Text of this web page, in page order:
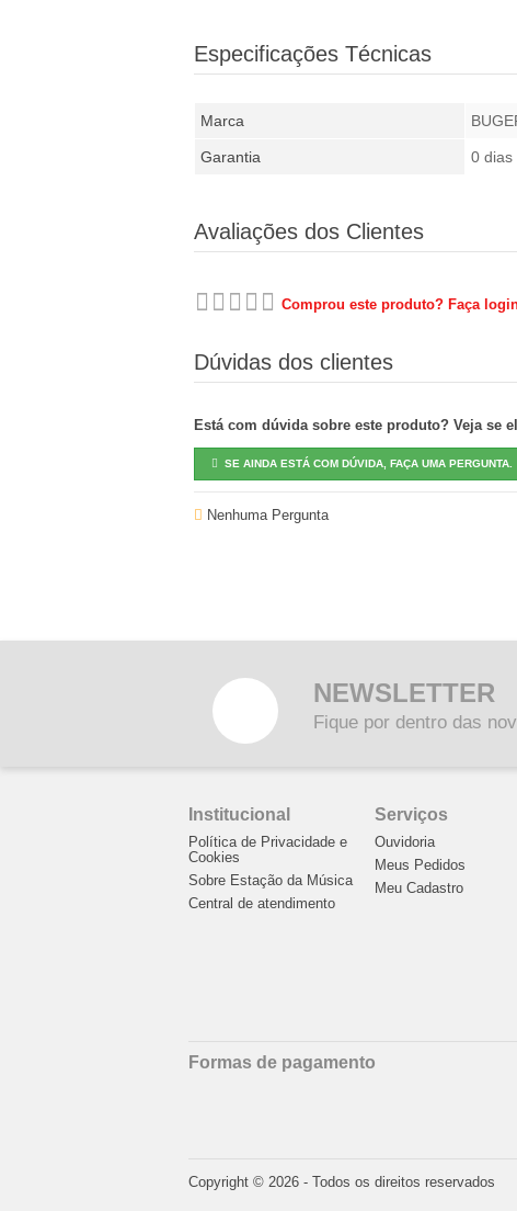
Especificações Técnicas
Marca
Garantia 0 dias
Avaliações dos Clientes
Comprou este produto? Faça
Dúvidas dos clientes
Está com dúvida sobre este produto? Veja se
SE AINDA ESTÁ COM DÚVIDA, FAÇA UMA PERGUNTA.
Nenhuma Pergunta
NEWSLETTER
Fique por dentro das
Institucional
Política de Privacidade e
Cookies
Sobre Estação da Música
Central de atendimento
Serviços
Ouvidoria
Meus Pedidos
Meu Cadastro
Formas de pagamento
Copyright © 2026 - Todos os direitos reservados